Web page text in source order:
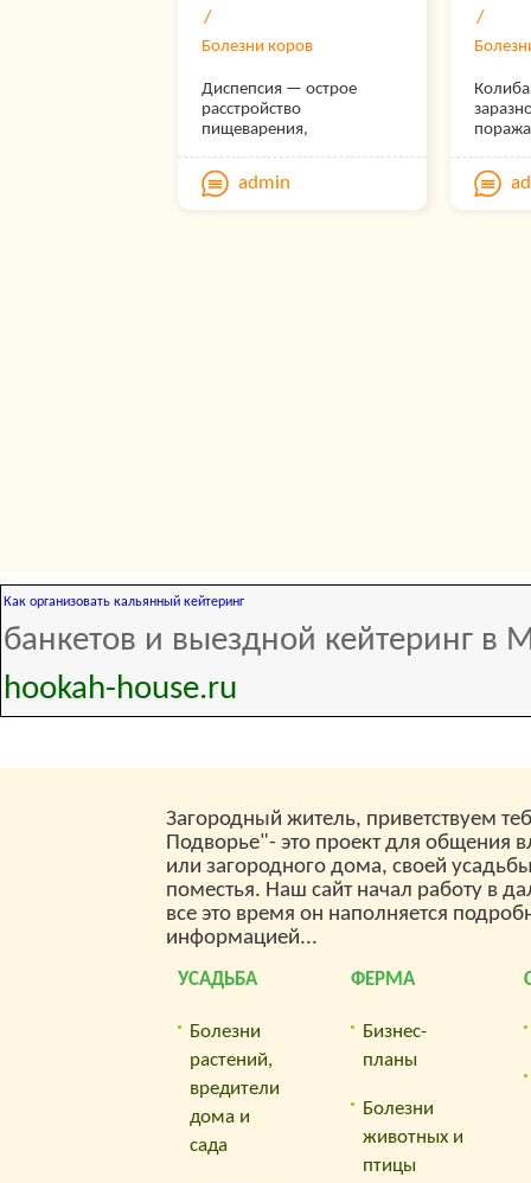
Болезни коров
Диспепсия — острое
расстройство
пищеварения,
нарушением обмена
веществ, отравлением и
обезвоживанием
admin
и до
Как организовать кальянный кейтеринг
банкетов и выездной кейтеринг в
hookah-house.ru
Загородный житель, приветствуем
Подворье"- это проект для общения
или загородного дома, своей
поместья. Наш сайт начал работу в
все это время он наполняется
информацией...
УСАДЬБА
Болезни
растений,
вредители
дома и
сада
ФЕРМА
Бизнес-
планы
Болезни
животных и
птицы